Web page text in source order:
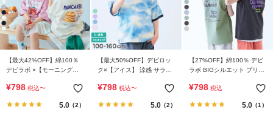
【最大42%OFF】綿100％
デビラボ ×【モーニング】
ツ
¥798 税込〜
5.0（2）
【最大50%OFF】デビロッ
ク×【アイス】 涼感 サラッ
イダイプリント 半袖Tシャ
¥798 税込〜
5.0（2）
【27%OFF】綿100％ デビ
ラボ BIGシルエット プリン
¥798 税込
5.0（1）